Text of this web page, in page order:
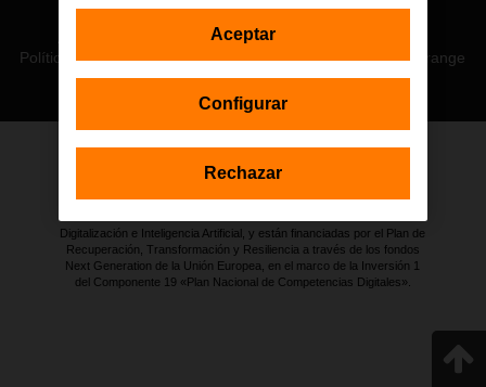
© Orange 2026
Lectura accesible: Confort+
Política de privacidad
Política de cookies Aviso legal Orange
impulsada por Red.es, Ministerio para la Transformación Digital y de
Digitalización e Inteligencia Artificial, y están financiadas por el Plan de
Recuperación, Transformación y Resiliencia a través de los fondos
Next Generation de la Unión Europea, en el marco de la Inversión 1
del Componente 19 «Plan Nacional de Competencias Digitales».
Configurar
Rechazar
Aceptar